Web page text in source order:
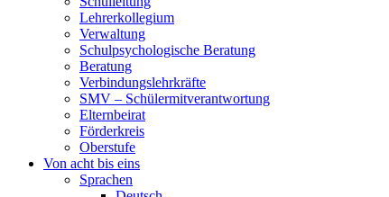
Lehrerkollegium
Verwaltung
Schulpsychologische Beratung
Beratung
Verbindungslehrkräfte
SMV – Schülermitverantwortung
Elternbeirat
Förderkreis
Oberstufe
Von acht bis eins
Sprachen